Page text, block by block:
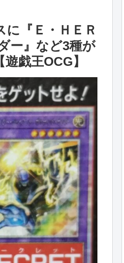
『Ｅ・ＨＥＲ
ー』など3種が
戯王OCG】